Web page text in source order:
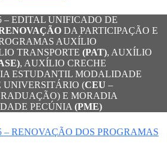
– EDITAL UNIFICADO DE
DA PARTICIPAÇÃO E
AUXÍLIO
TRANSPORTE (PAT), AUXÍLIO
, AUXÍLIO CRECHE
ESTUDANTIL MODALIDADE
UNIVERSITÁRIO (CEU –
E MORADIA
PECÚNIA (PME)
– RENOVAÇÃO DOS PROGRAMAS